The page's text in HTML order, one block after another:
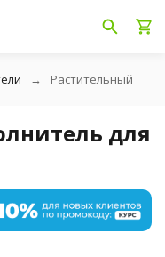
Растительный
для